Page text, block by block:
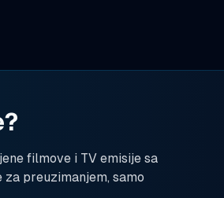
filmove i TV emisije sa
preuzimanjem, samo